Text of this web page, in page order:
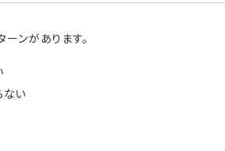
ンがあります。
い